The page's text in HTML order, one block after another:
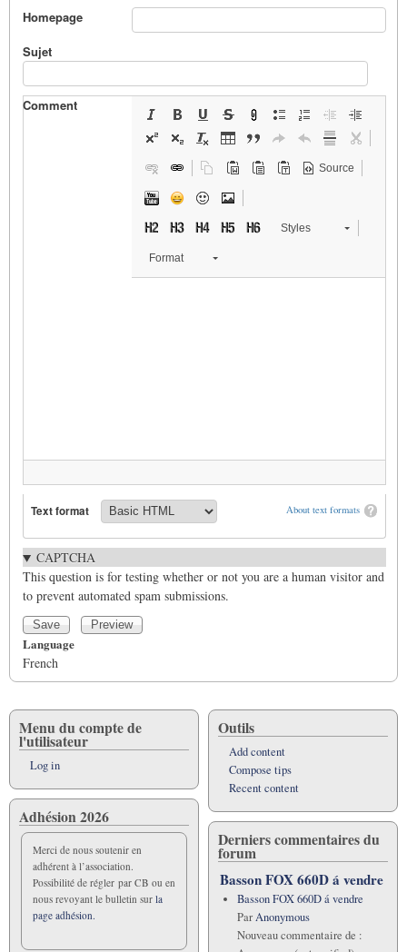
Homepage
Sujet
Comment
Source
Styles
Format
About text formats
Text format
CAPTCHA
This question is for testing whether or not you are a human visitor and
to prevent automated spam submissions.
Language
French
Menu du compte de
l'utilisateur
Log in
Adhésion 2026
Merci de nous soutenir en
adhérent à l’association.
Possibilité de régler par CB ou en
nous revoyant le bulletin sur la
page adhésion.
Outils
Add content
Compose tips
Recent content
Derniers commentaires du
forum
Basson FOX 660D á vendre
Basson FOX 660D á vendre
ParAnonymous
Nouveau commentaire de :